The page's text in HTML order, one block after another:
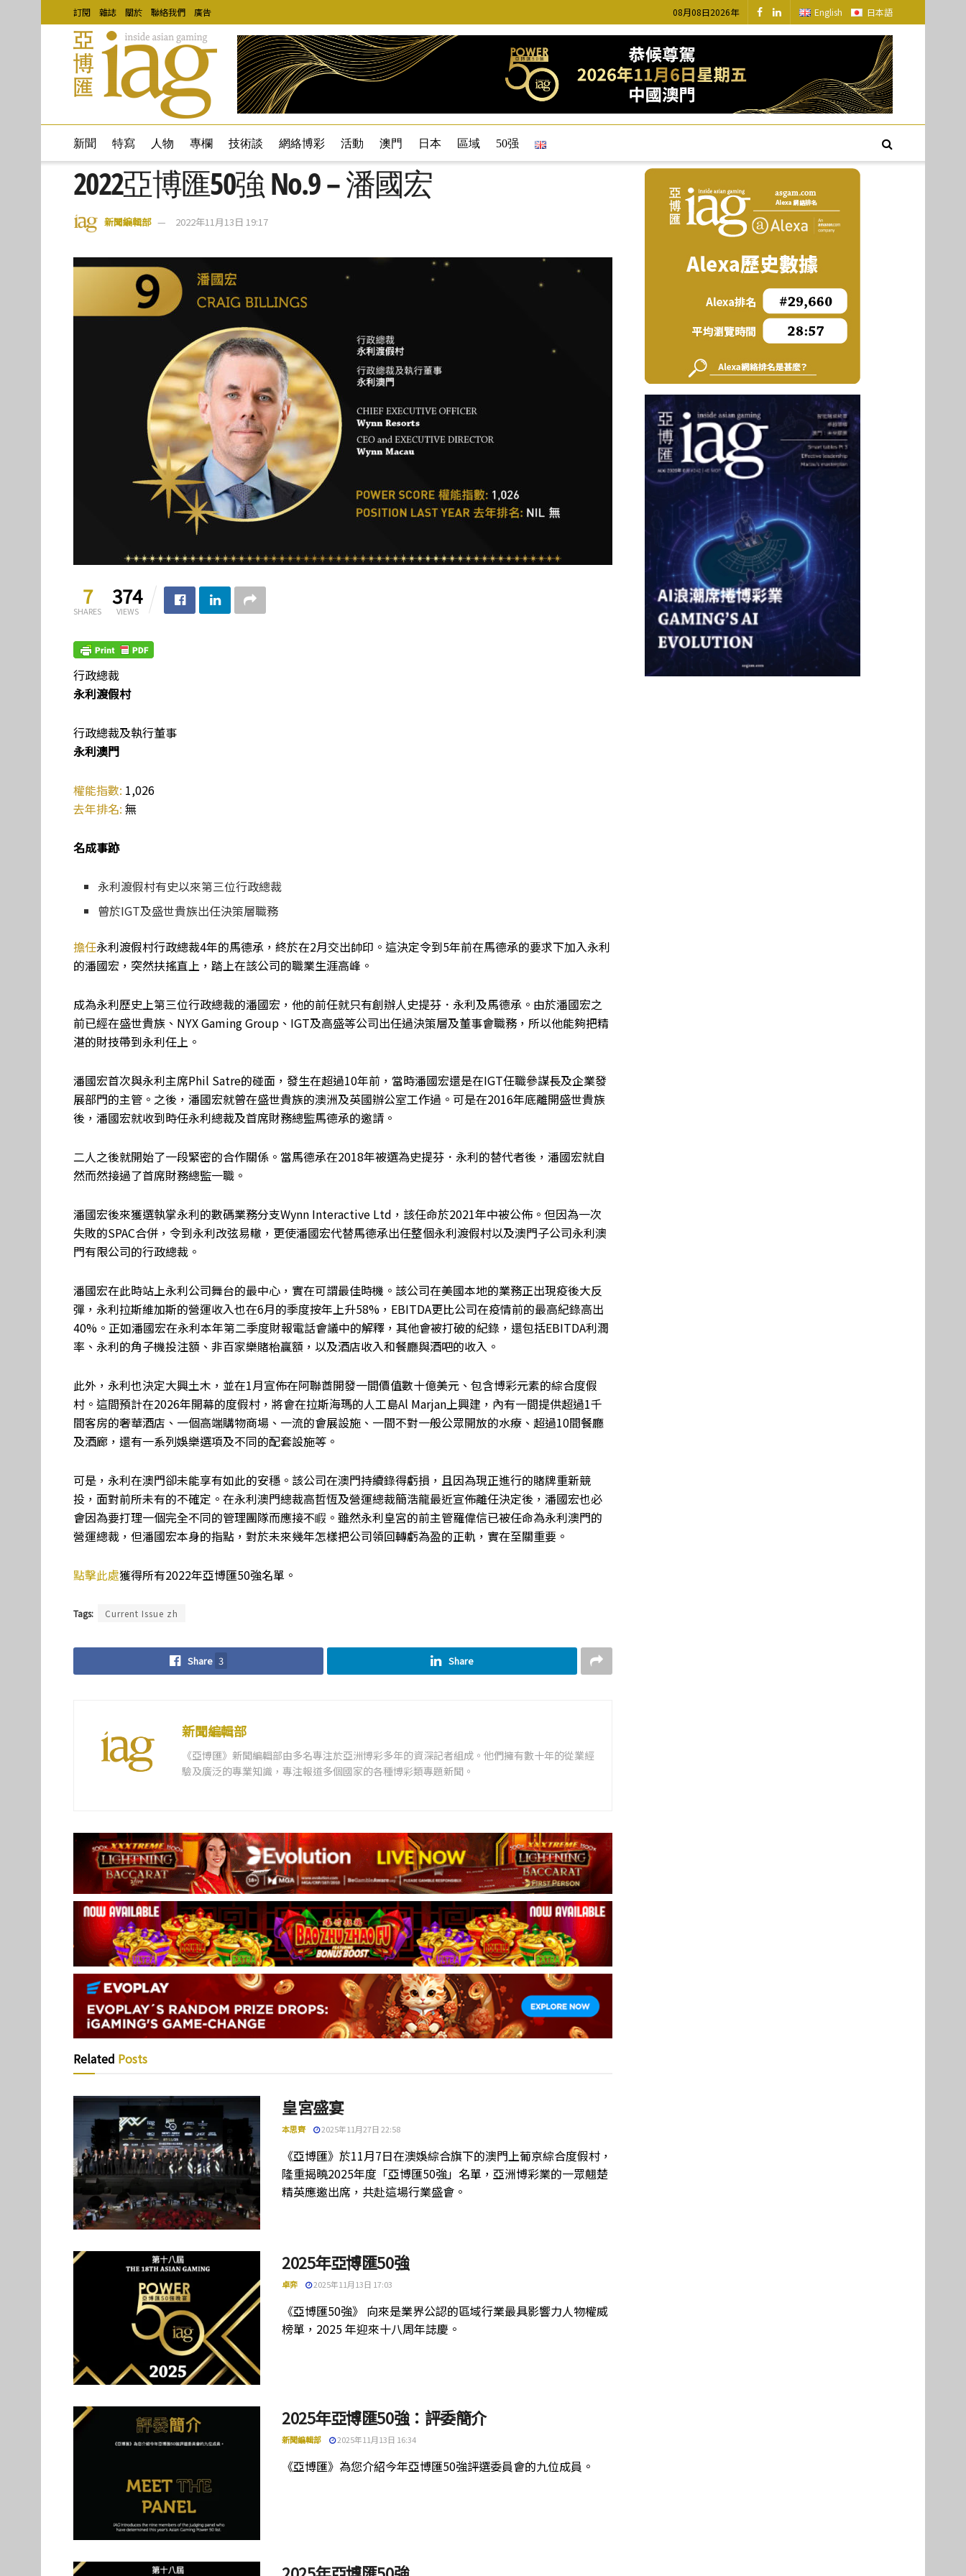
訂閱 雜誌 關於 聯絡我們 廣告 08月08日2026年 English 日本語
新聞 特寫 人物 專欄 技術談 網絡博彩 活動 澳門 日本 區域 50强
2022亞博匯50強 No.9 – 潘國宏
新聞編輯部 2022年11月13日 19:17
7
SHARES
374
VIEWS
行政總裁
永利渡假村
行政總裁及執行董事
永利澳門
權能指數: 1,026
去年排名: 無
名成事跡
永利渡假村有史以來第三位行政總裁
曾於IGT及盛世貴族出任決策層職務
擔任永利渡假村行政總裁4年的馬德承，終於在2月交出帥印。這決定令到5年前在馬德承的要求下加入永利
的潘國宏，突然扶搖直上，踏上在該公司的職業生涯高峰。
成為永利歷史上第三位行政總裁的潘國宏，他的前任就只有創辦人史提芬．永利及馬德承。由於潘國宏之
前已經在盛世貴族、NYX Gaming Group、IGT及高盛等公司出任過決策層及董事會職務，所以他能夠把精
湛的財技帶到永利任上。
潘國宏首次與永利主席Phil Satre的碰面，發生在超過10年前，當時潘國宏還是在IGT任職參謀長及企業發
展部門的主管。之後，潘國宏就曾在盛世貴族的澳洲及英國辦公室工作過。可是在2016年底離開盛世貴族
後，潘國宏就收到時任永利總裁及首席財務總監馬德承的邀請。
二人之後就開始了一段緊密的合作關係。當馬德承在2018年被選為史提芬．永利的替代者後，潘國宏就自
然而然接過了首席財務總監一職。
潘國宏後來獲選執掌永利的數碼業務分支Wynn Interactive Ltd，該任命於2021年中被公佈。但因為一次
失敗的SPAC合併，令到永利改弦易轍，更使潘國宏代替馬德承出任整個永利渡假村以及澳門子公司永利澳
門有限公司的行政總裁。
潘國宏在此時站上永利公司舞台的最中心，實在可謂最佳時機。該公司在美國本地的業務正出現疫後大反
彈，永利拉斯維加斯的營運收入也在6月的季度按年上升58%，EBITDA更比公司在疫情前的最高紀錄高出
40%。正如潘國宏在永利本年第二季度財報電話會議中的解釋，其他會被打破的紀錄，還包括EBITDA利潤
率、永利的角子機投注額、非百家樂賭枱贏額，以及酒店收入和餐廳與酒吧的收入。
此外，永利也決定大興土木，並在1月宣佈在阿聯酋開發一間價值數十億美元、包含博彩元素的綜合度假
村。這間預計在2026年開幕的度假村，將會在拉斯海瑪的人工島Al Marjan上興建，內有一間提供超過1千
間客房的奢華酒店、一個高端購物商場、一流的會展設施、一間不對一般公眾開放的水療、超過10間餐廳
及酒廊，還有一系列娛樂選項及不同的配套設施等。
可是，永利在澳門卻未能享有如此的安穩。該公司在澳門持續錄得虧損，且因為現正進行的賭牌重新競
投，面對前所未有的不確定。在永利澳門總裁高哲恆及營運總裁簡浩龍最近宣佈離任決定後，潘國宏也必
會因為要打理一個完全不同的管理團隊而應接不睱。雖然永利皇宮的前主管羅偉信已被任命為永利澳門的
營運總裁，但潘國宏本身的指點，對於未來幾年怎樣把公司領回轉虧為盈的正軌，實在至關重要。
點擊此處獲得所有2022年亞博匯50強名單。
Tags: Current Issue zh
Share 3 Share
新聞編輯部
《亞博匯》新聞編輯部由多名專注於亞洲博彩多年的資深記者組成。他們擁有數十年的從業經
驗及廣泛的專業知識，專注報道多個國家的各種博彩類專題新聞。
Related Posts
皇宮盛宴
本思齊 2025年11月27日 22:58
《亞博匯》於11月7日在澳娛綜合旗下的澳門上葡京綜合度假村，
隆重揭曉2025年度「亞博匯50強」名單，亞洲博彩業的一眾翹楚
精英應邀出席，共赴這場行業盛會。
2025年亞博匯50強
卓弈 2025年11月13日 17:03
《亞博匯50強》 向來是業界公認的區域行業最具影響力人物權威
榜單，2025 年迎來十八周年誌慶。
2025年亞博匯50強：評委簡介
新聞編輯部 2025年11月13日 16:34
《亞博匯》為您介紹今年亞博匯50強評選委員會的九位成員。